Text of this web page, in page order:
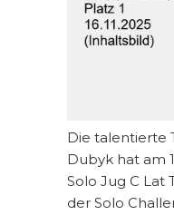
Die talentierte
Dubyk hat am
Solo Jug C Lat
der Solo